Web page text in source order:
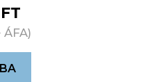
FT
ÁFA)